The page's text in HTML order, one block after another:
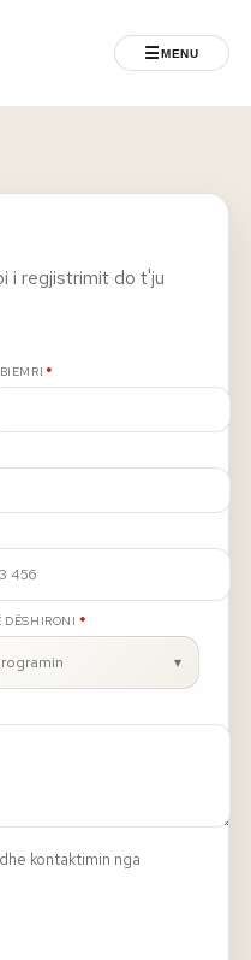
☰MENU
i regjistrimit do t'ju
*
DËSHIRONI *
▾
kontaktimin nga